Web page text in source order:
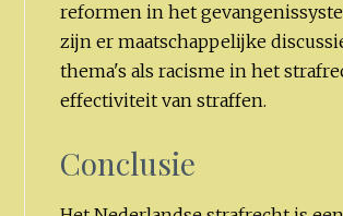
reformen in het
zijn er maatschappelijke
thema's als racisme in het
effectiviteit van straffen.
Conclusie